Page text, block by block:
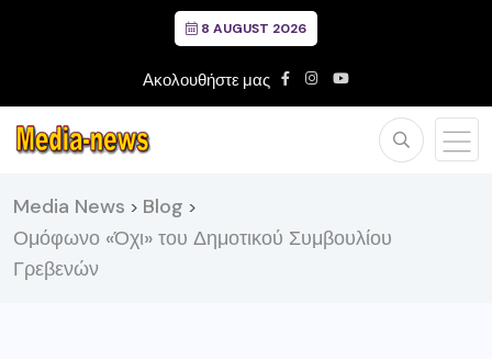
8 AUGUST 2026
Ακολουθήστε μας
Media News > Blog >
Ομόφωνο «Όχι» του Δημοτικού Συμβουλίου
Γρεβενών